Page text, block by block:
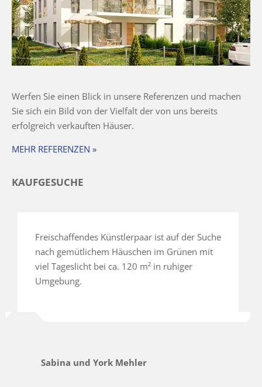
Werfen Sie einen Blick in unsere Referenzen und machen
Sie sich ein Bild von der Vielfalt der von uns bereits
erfolgreich verkauften Häuser.
MEHR REFERENZEN »
KAUFGESUCHE
Freischaffendes Künstlerpaar ist auf der Suche
nach gemütlichem Häuschen im Grünen mit
viel Tageslicht bei ca. 120 m² in ruhiger
Umgebung.
Sabina und York Mehler